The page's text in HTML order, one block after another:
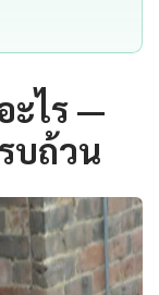
ะไร —
บถ้วน